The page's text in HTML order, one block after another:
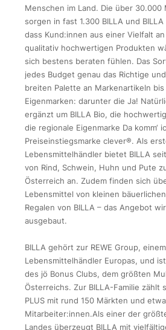
Menschen im Land. Die über 30.000
sorgen in fast 1.300 BILLA und
dass Kund:innen aus einer Vielfalt
qualitativ hochwertigen Produkten
sich bestens beraten fühlen. Das
jedes Budget genau das Richtige
breiten Palette an Markenartikeln
Eigenmarken: darunter die Ja!
ergänzt um BILLA Bio, die
die regionale Eigenmarke Da komm‘
Preiseinstiegsmarke clever®. Als
Lebensmittelhändler bietet BILLA
von Rind, Schwein, Huhn und Pute
Österreich an. Zudem finden sich
Lebensmittel von kleinen
Regalen von BILLA – das Angebot
ausgebaut.
BILLA gehört zur REWE Group,
Lebensmittelhändler Europas, und
des jö Bonus Clubs, dem größten
Österreichs. Zur BILLA-Familie zählt
PLUS mit rund 150 Märkten und
Mitarbeiter:innen.Als einer der
Landes überzeugt BILLA mit